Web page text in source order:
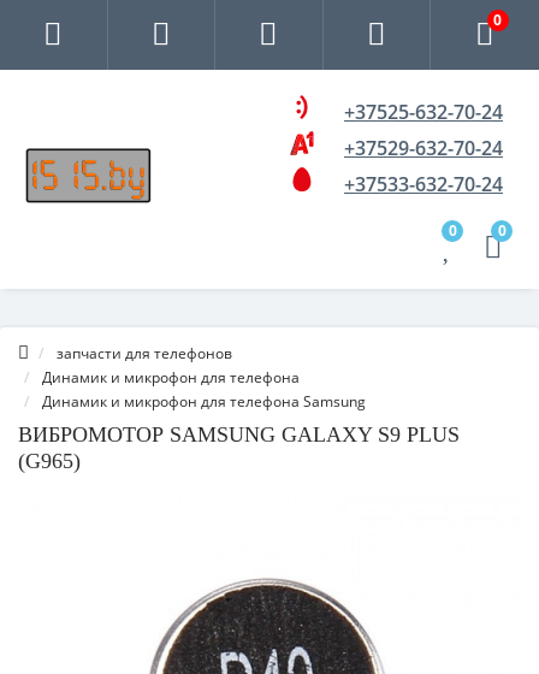
0
+37525-632-70-24
+37529-632-70-24
+37533-632-70-24
0 0
запчасти для телефонов
Динамик и микрофон для телефона
Динамик и микрофон для телефона Samsung
ВИБРОМОТОР SAMSUNG GALAXY S9 PLUS
(G965)